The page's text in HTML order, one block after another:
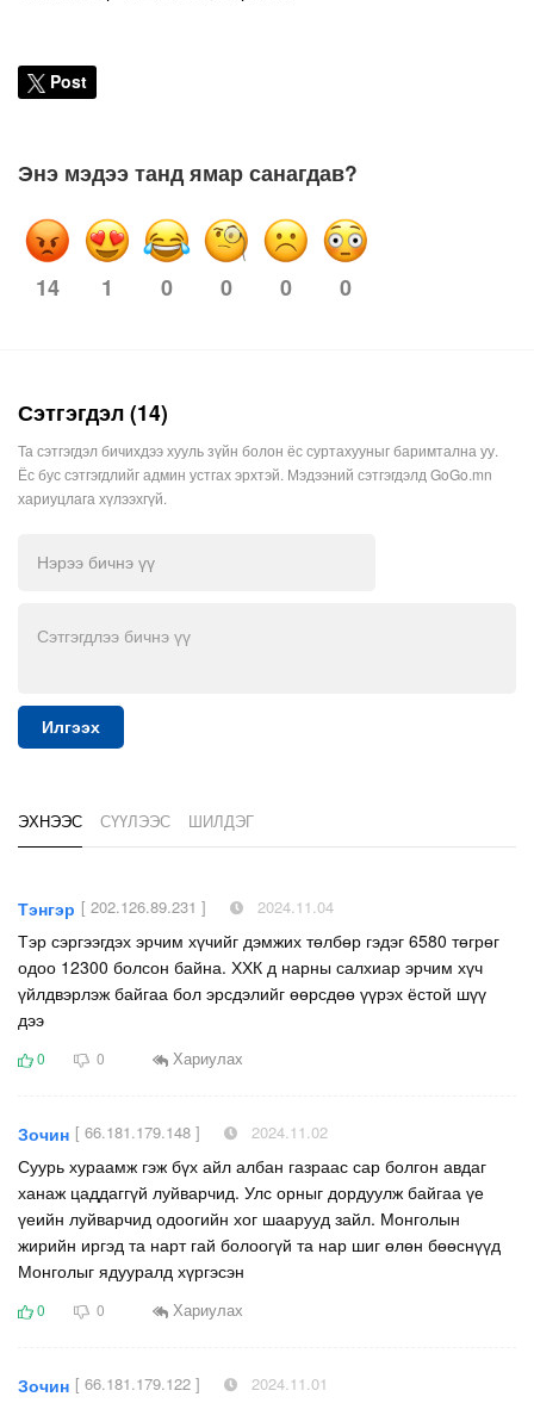
Post
Энэ мэдээ танд ямар санагдав?
14 1 0 0 0 0
Сэтгэгдэл (14)
Та сэтгэгдэл бичихдээ хууль зүйн болон ёс суртахууныг баримтална уу.
Ёс бус сэтгэгдлийг админ устгах эрхтэй. Мэдээний сэтгэгдэлд GoGo.mn
хариуцлага хүлээхгүй.
Илгээх
ЭХНЭЭС СҮҮЛЭЭС ШИЛДЭГ
Тэнгэр [ 202.126.89.231 ] 2024.11.04
Тэр сэргээгдэх эрчим хүчийг дэмжих төлбөр гэдэг 6580 төгрөг
одоо 12300 болсон байна. ХХК д нарны салхиар эрчим хүч
үйлдвэрлэж байгаа бол эрсдэлийг өөрсдөө үүрэх ёстой шүү
дээ
0 0 Хариулах
Зочин [ 66.181.179.148 ] 2024.11.02
Суурь хураамж гэж бүх айл албан газраас сар болгон авдаг
ханаж цаддаггүй луйварчид. Улс орныг дордуулж байгаа үе
үеийн луйварчид одоогийн хог шаарууд зайл. Монголын
жирийн иргэд та нарт гай болоогүй та нар шиг өлөн бөөснүүд
Монголыг ядууралд хүргэсэн
0 0 Хариулах
Зочин [ 66.181.179.122 ] 2024.11.01